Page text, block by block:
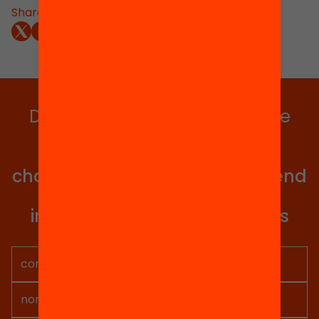
Share:
Do you want to stay up to date
change in Catalonia. We will send
information so you don't miss